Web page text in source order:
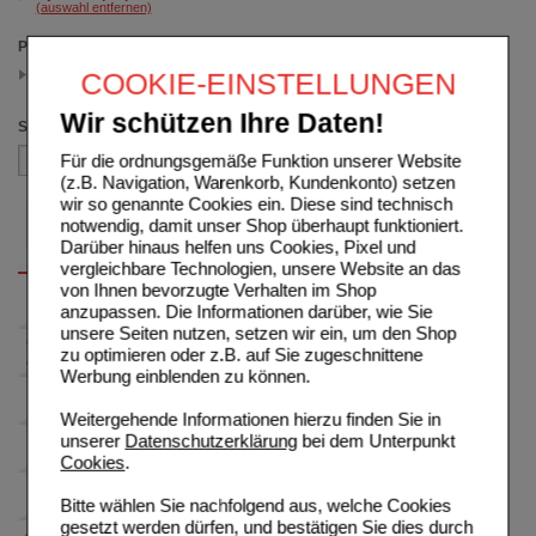
COOKIE-EINSTELLUNGEN
Wir schützen Ihre Daten!
Für die ordnungsgemäße Funktion unserer Website
(z.B. Navigation, Warenkorb, Kundenkonto) setzen
wir so genannte Cookies ein. Diese sind technisch
notwendig, damit unser Shop überhaupt funktioniert.
Darüber hinaus helfen uns Cookies, Pixel und
vergleichbare Technologien, unsere Website an das
von Ihnen bevorzugte Verhalten im Shop
anzupassen. Die Informationen darüber, wie Sie
unsere Seiten nutzen, setzen wir ein, um den Shop
zu optimieren oder z.B. auf Sie zugeschnittene
Werbung einblenden zu können.
Weitergehende Informationen hierzu finden Sie in
unserer Datenschutzerklärungbei dem Unterpunkt
Cookies.
Bitte wählen Sie nachfolgend aus, welche Cookies
gesetzt werden dürfen, und bestätigen Sie dies durch
(auswahl entfernen)
Packungsgröße
100X1 ml
(auswahl entfernen)
Sortieren nach